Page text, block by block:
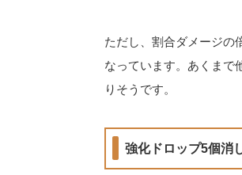
ただし、割合ダメージの
なっています。あくまで
りそうです。
強化ドロップ5個消